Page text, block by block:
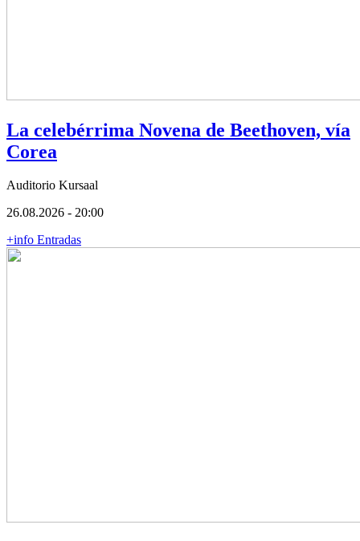
La celebérrima Novena de Beethoven, vía
Corea
Auditorio Kursaal
26.08.2026 - 20:00
+info Entradas